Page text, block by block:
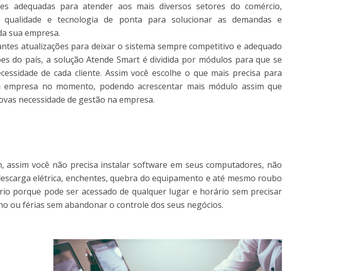
adequadas para atender aos mais diversos setores do comércio,
qualidade e tecnologia de ponta para solucionar as demandas e
sua empresa.
atualizações para deixar o sistema sempre competitivo e adequado
do país, a solução Atende Smart é dividida por módulos para que se
de cada cliente. Assim você escolhe o que mais precisa para
empresa no momento, podendo acrescentar mais módulo assim que
necessidade de gestão na empresa.
você não precisa instalar software em seus computadores, não
elétrica, enchentes, quebra do equipamento e até mesmo roubo
porque pode ser acessado de qualquer lugar e horário sem precisar
ou férias sem abandonar o controle dos seus negócios.